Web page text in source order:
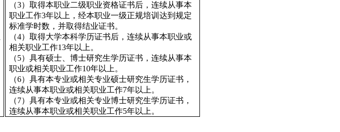
（3）取得本职业二级职业资格证书后，连续从事本
职业工作3年以上，经本职业一级正规培训达到规定
标准学时数，并取得结业证书。
（4）取得大学本科学历证书后，连续从事本职业或
相关职业工作13年以上。
（5）具有硕士、博士研究生学历证书，连续从事本
职业或相关职业工作10年以上。
（6）具有本专业或相关专业硕士研究生学历证书，
连续从事本职业或相关职业工作7年以上。
（7）具有本专业或相关专业博士研究生学历证书，
连续从事本职业或相关职业工作5年以上。